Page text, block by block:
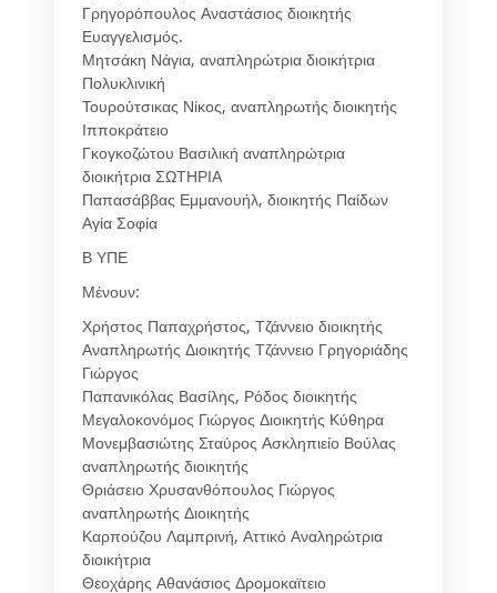
Γρηγορόπουλος Αναστάσιος διοικητής
Ευαγγελισμός.
Μητσάκη Νάγια, αναπληρώτρια διοικήτρια
Πολυκλινική
Τουρούτσικας Νίκος, αναπληρωτής διοικητής
Ιπποκράτειο
Γκογκοζώτου Βασιλική αναπληρώτρια
διοικήτρια ΣΩΤΗΡΙΑ
Παπασάββας Εμμανουήλ, διοικητής Παίδων
Αγία Σοφία
Β ΥΠΕ
Μένουν:
Χρήστος Παπαχρήστος, Τζάννειο διοικητής
Αναπληρωτής Διοικητής Τζάννειο Γρηγοριάδης
Γιώργος
Παπανικόλας Βασίλης, Ρόδος διοικητής
Μεγαλοκονόμος Γιώργος Διοικητής Κύθηρα
Μονεμβασιώτης Σταύρος Ασκληπιείο Βούλας
αναπληρωτής διοικητής
Θριάσειο Χρυσανθόπουλος Γιώργος
αναπληρωτής Διοικητής
Καρπούζου Λαμπρινή, Αττικό Αναληρώτρια
διοικήτρια
Θεοχάρης Αθανάσιος Δρομοκαϊτειο